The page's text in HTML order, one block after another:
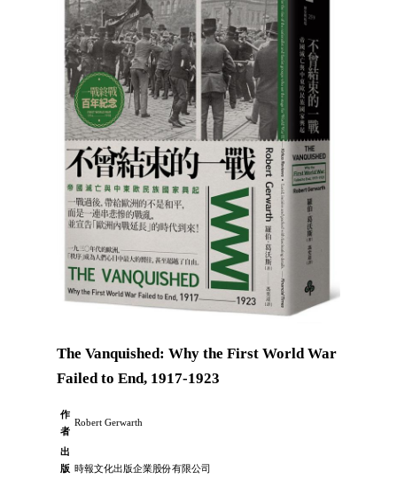
The Vanquished: Why the First World War
Failed to End, 1917-1923
作
者
Robert Gerwarth
出
版 時報文化出版企業股份有限公司